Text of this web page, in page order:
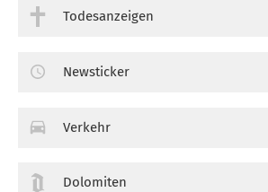
Todesanzeigen
Newsticker
Verkehr
Dolomiten